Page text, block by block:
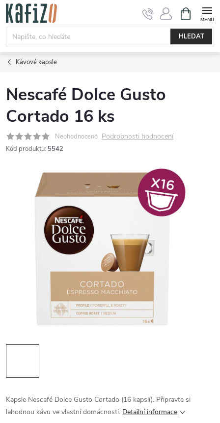
Přejít
obsah
HLEDAT
NÁKUPNÍ
KOŠÍK
Kávové kapsle
Nescafé Dolce Gusto
Cortado 16 ks
Neohodnoceno Podrobnosti hodnocení
Kód produktu: 5542
Kapsle Nescafé Dolce Gusto Cortado (16 kapslí). Připravte si
lahodnou kávu ve vlastní domácnosti. Detailní informace